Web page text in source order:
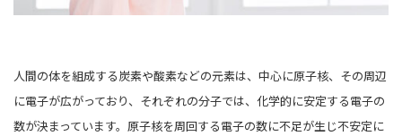
人間の体を組成する炭素や酸素などの元素は、中心に原子核、その周辺
に電子が広がっており、それぞれの分子では、化学的に安定する電子の
数が決まっています。原子核を周回する電子の数に不足が生じ不安定に